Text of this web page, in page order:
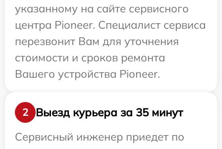
указанному на сайте сервисного
центра Pioneer. Специалист сервиса
перезвонит Вам для уточнения
стоимости и сроков ремонта
Вашего устройства Pioneer.
2
Выезд курьера за 35 минут
Сервисный инженер приедет по